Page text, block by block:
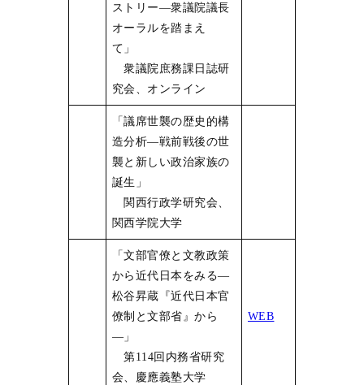
ストリー―衆議院議長
オーラルを踏まえ
て」
衆議院庶務課日誌研
究会、オンライン
「議席世襲の歴史的構
造分析―戦前戦後の世
襲と新しい政治家族の
誕生」
関西行政学研究会、
関西学院大学
「文部官僚と文教政策
から近代日本をみる―
松谷昇蔵『近代日本官
僚制と文部省』から
―」
第114回内務省研究
会、慶應義塾大学
WEB